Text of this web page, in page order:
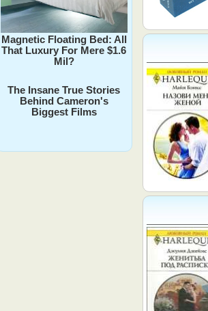
Magnetic Floating Bed: All
That Luxury For Mere $1.6
Mil?
The Insane True Stories
Behind Cameron's
Biggest Films